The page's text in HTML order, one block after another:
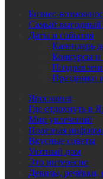
Бизнес-
Самый выгодный
Даты и события
Календарь
Конкурсы и
Праздники
Ярославия
Где отдохнуть в
Мир увлечений
Полезная
Вкусные советы
Уютный дом
Это интересно
Девизы,